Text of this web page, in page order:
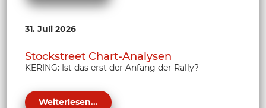
31. Juli 2026
Stockstreet Chart-Analysen
KERING: Ist das erst der Anfang der Rally?
Weiterlesen...